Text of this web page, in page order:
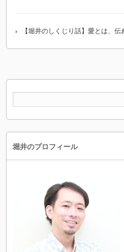
【堀井のしくじり話】愛とは、
堀井のプロフィール